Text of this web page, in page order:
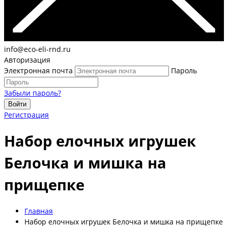
info@eco-eli-rnd.ru
Авторизация
Электронная почта
Пароль
Забыли пароль?
Войти
Регистрация
Набор елочных игрушек
Белочка и мишка на
прищепке
Главная
Набор елочных игрушек Белочка и мишка на прищепке